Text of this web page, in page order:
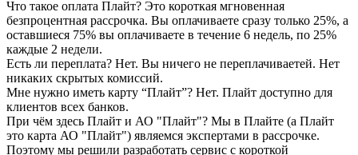
Что такое оплата Плайт? Это короткая мгновенная
безпроцентная рассрочка. Вы оплачиваете сразу только 25%, а
оставшиеся 75% вы оплачиваете в течение 6 недель, по 25%
каждые 2 недели.
Есть ли переплата? Нет. Вы ничего не переплачиваетей. Нет
никаких скрытых комиссий.
Мне нужно иметь карту “Плайт”? Нет. Плайт доступно для
клиентов всех банков.
При чём здесь Плайт и АО "Плайт"? Мы в Плайте (а Плайт
это карта АО "Плайт") являемся экспертами в рассрочке.
Поэтому мы решили разработать сервис с короткой